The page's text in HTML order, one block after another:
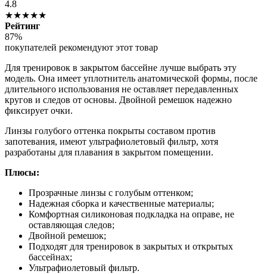
4.8
★★★★★
Рейтинг
87%
покупателей рекомендуют этот товар
Для тренировок в закрытом бассейне лучше выбрать эту
модель. Она имеет уплотнитель анатомической формы, после
длительного использования не оставляет передавленных
кругов и следов от основы. Двойной ремешок надежно
фиксирует очки.
Линзы голубого оттенка покрыты составом против
запотевания, имеют ультрафиолетовый фильтр, хотя
разработаны для плавания в закрытом помещении.
Плюсы:
Прозрачные линзы с голубым оттенком;
Надежная сборка и качественные материалы;
Комфортная силиконовая подкладка на оправе, не
оставляющая следов;
Двойной ремешок;
Подходят для тренировок в закрытых и открытых
бассейнах;
Ультрафиолетовый фильтр.